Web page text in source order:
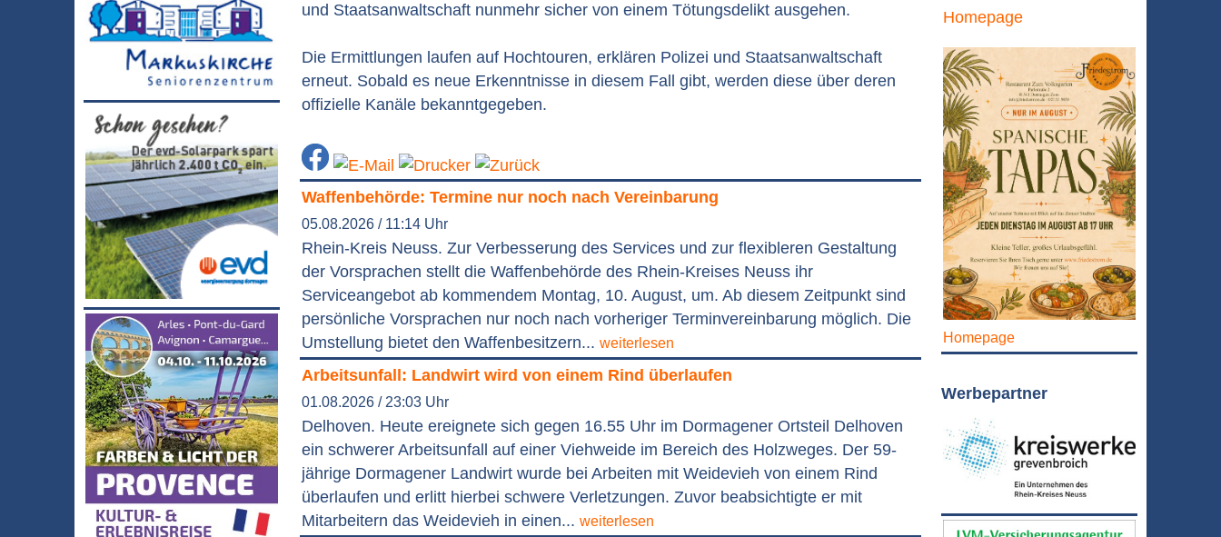
und Staatsanwaltschaft nunmehr sicher von einem Tötungsdelikt ausgehen.
Die Ermittlungen laufen auf Hochtouren, erklären Polizei und Staatsanwaltschaft
erneut. Sobald es neue Erkenntnisse in diesem Fall gibt, werden diese über deren
offizielle Kanäle bekanntgegeben.
Waffenbehörde: Termine nur noch nach Vereinbarung
05.08.2026 / 11:14 Uhr
Rhein-Kreis Neuss. Zur Verbesserung des Services und zur flexibleren Gestaltung
der Vorsprachen stellt die Waffenbehörde des Rhein-Kreises Neuss ihr
Serviceangebot ab kommendem Montag, 10. August, um. Ab diesem Zeitpunkt sind
persönliche Vorsprachen nur noch nach vorheriger Terminvereinbarung möglich. Die
Umstellung bietet den Waffenbesitzern... weiterlesen
Arbeitsunfall: Landwirt wird von einem Rind überlaufen
01.08.2026 / 23:03 Uhr
Delhoven. Heute ereignete sich gegen 16.55 Uhr im Dormagener Ortsteil Delhoven
ein schwerer Arbeitsunfall auf einer Viehweide im Bereich des Holzweges. Der 59-
jährige Dormagener Landwirt wurde bei Arbeiten mit Weidevieh von einem Rind
überlaufen und erlitt hierbei schwere Verletzungen. Zuvor beabsichtigte er mit
Mitarbeitern das Weidevieh in einen... weiterlesen
Homepage
Homepage
Werbepartner